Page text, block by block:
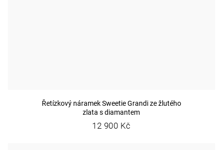
Řetízkový náramek Sweetie Grandi ze žlutého
zlata s diamantem
12 900 Kč